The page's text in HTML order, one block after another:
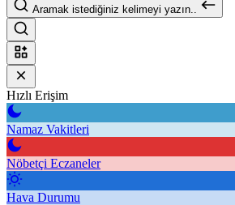
Aramak istediğiniz kelimeyi yazın..
Hızlı Erişim
Namaz Vakitleri
Nöbetçi Eczaneler
Hava Durumu